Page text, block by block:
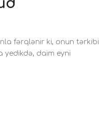
fərqlənir ki, onun tərkibi
yedikdə, daim eyni